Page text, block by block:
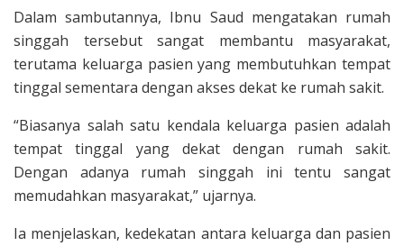
Dalam sambutannya, Ibnu Saud mengatakan rumah
singgah tersebut sangat membantu masyarakat,
terutama keluarga pasien yang membutuhkan tempat
tinggal sementara dengan akses dekat ke rumah sakit.
“Biasanya salah satu kendala keluarga pasien adalah
tempat tinggal yang dekat dengan rumah sakit.
Dengan adanya rumah singgah ini tentu sangat
memudahkan masyarakat,” ujarnya.
Ia menjelaskan, kedekatan antara keluarga dan pasien